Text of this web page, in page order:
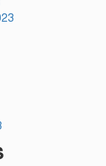
দিয়েছিলেন
পরিবেশমন্ত্রী